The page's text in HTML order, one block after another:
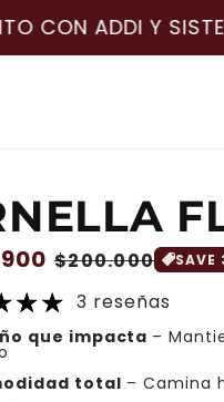
ENVIOS GRATIS
Precio
de
oferta
$200.000 SAVE
3 reseñas
que impacta –
total – Camina